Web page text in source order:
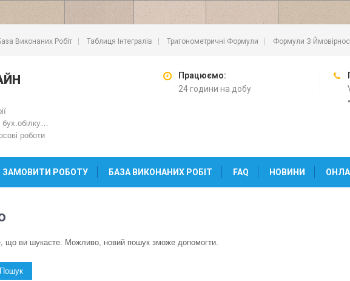
Виконаних Робіт Таблиця Інтегралів Тригонометричні Формули Формули З
бух.обілку…
роботи
Працюємо:
24 години на добу
ЗАМОВИТИ РОБОТУ БАЗА ВИКОНАНИХ РОБІТ FAQ НОВИНИ
що ви шукаєте. Можливо, новий пошук зможе допомогти.